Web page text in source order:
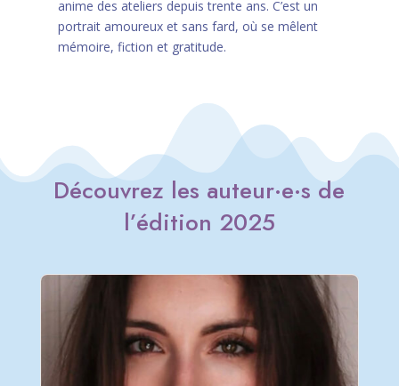
anime des ateliers depuis trente ans. C’est un
portrait amoureux et sans fard, où se mêlent
mémoire, fiction et gratitude.
Découvrez les auteur·e·sde
l’édition 2025